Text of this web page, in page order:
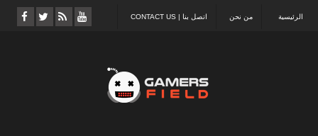
اتصل بنا | CONTACT US من نحن الرئيسية